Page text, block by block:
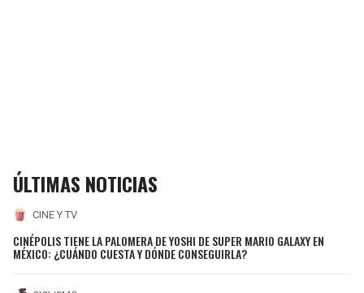
ÚLTIMAS NOTICIAS
CINE Y TV
CINÉPOLIS TIENE LA PALOMERA DE YOSHI DE SUPER MARIO GALAXY EN
MÉXICO: ¿CUÁNDO CUESTA Y DÓNDE CONSEGUIRLA?